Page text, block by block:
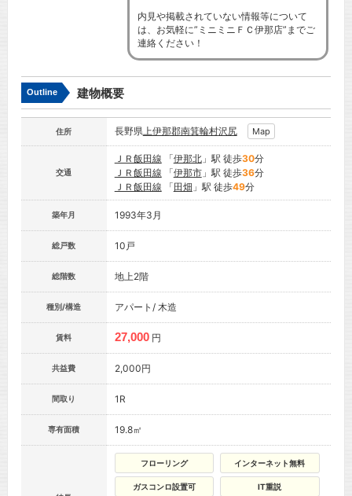
内見や掲載されていない情報等について
は、お気軽に”ミニミニＦＣ伊那店”までご
連絡ください！
Outline 建物概要
住所 長野県上伊那郡南箕輪村沢尻 Map
交通
ＪＲ飯田線 「伊那北」駅 徒歩30分
ＪＲ飯田線 「伊那市」駅 徒歩36分
ＪＲ飯田線 「田畑 」駅 徒歩49分
築年月 1993年3月
総戸数 10戸
総階数 地上2階
種別/構造 アパート/ 木造
賃料 27,000 円
共益費 2,000円
間取り 1R
専有面積 19.8㎡
フローリング インターネット無料
ガスコンロ設置可 IT重説